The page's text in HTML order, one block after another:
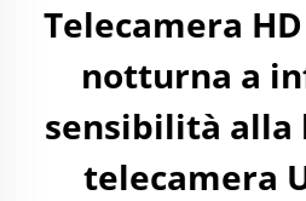
Telecamera
notturna a
sensibilità alla
telecamera